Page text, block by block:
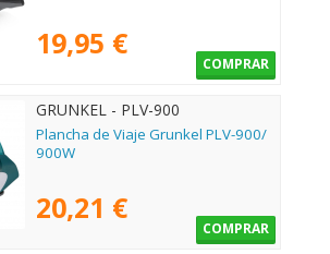
19,95 €
COMPRAR
GRUNKEL - PLV-900
Plancha de Viaje Grunkel PLV-900/
900W
20,21 €
COMPRAR